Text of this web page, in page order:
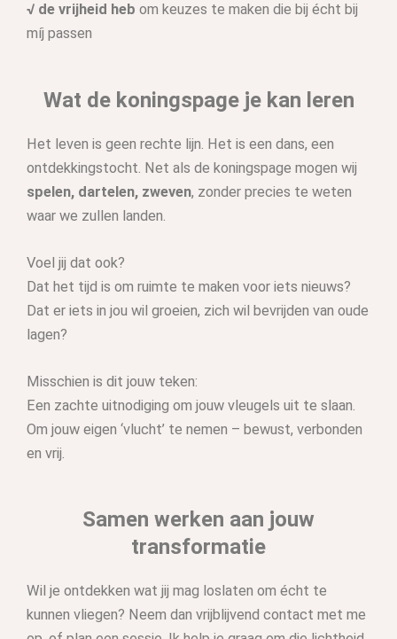
√ de vrijheid heb om keuzes te maken die bij écht bij
míj passen
Wat de koningspage je kan leren
Het leven is geen rechte lijn. Het is een dans, een
ontdekkingstocht. Net als de koningspage mogen wij
spelen, dartelen, zweven, zonder precies te weten
waar we zullen landen.
Voel jij dat ook?
Dat het tijd is om ruimte te maken voor iets nieuws?
Dat er iets in jou wil groeien, zich wil bevrijden van oude
lagen?
Misschien is dit jouw teken:
Een zachte uitnodiging om jouw vleugels uit te slaan.
Om jouw eigen ‘vlucht’ te nemen – bewust, verbonden
en vrij.
Samen werken aan jouw
transformatie
Wil je ontdekken wat jij mag loslaten om écht te
kunnen vliegen? Neem dan vrijblijvend contact met me